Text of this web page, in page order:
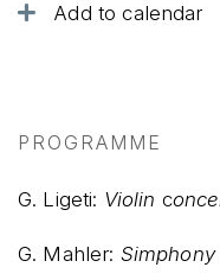
Add to calendar
PROGRAMME
G. Ligeti: Violin c
G. Mahler: